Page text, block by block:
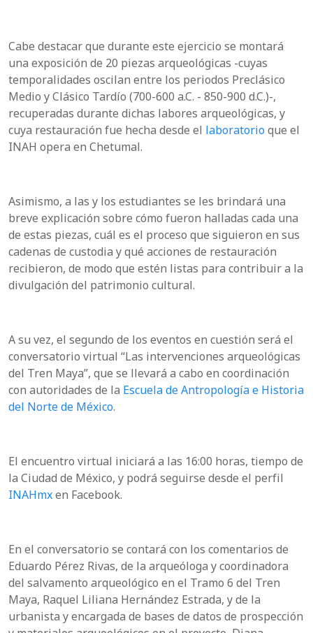
Cabe destacar que durante este ejercicio se montará
una exposición de 20 piezas arqueológicas -cuyas
temporalidades oscilan entre los periodos Preclásico
Medio y Clásico Tardío (700-600 a.C. - 850-900 d.C.)-,
recuperadas durante dichas labores arqueológicas, y
cuya restauración fue hecha desde el laboratorioque el
INAH opera en Chetumal.
Asimismo, a las y los estudiantes se les brindará una
breve explicación sobre cómo fueron halladas cada una
de estas piezas, cuál es el proceso que siguieron en sus
cadenas de custodia y qué acciones de restauración
recibieron, de modo que estén listas para contribuir a la
divulgación del patrimonio cultural.
A su vez, el segundo de los eventos en cuestión será el
conversatorio virtual “Las intervenciones arqueológicas
del Tren Maya”, que se llevará a cabo en coordinación
con autoridades de la Escuela de Antropología e Historia
del Norte de México.
El encuentro virtual iniciará a las 16:00 horas, tiempo de
la Ciudad de México, y podrá seguirse desde el perfil
INAHmxen Facebook.
En el conversatorio se contará con los comentarios de
Eduardo Pérez Rivas, de la arqueóloga y coordinadora
del salvamento arqueológico en el Tramo 6 del Tren
Maya, Raquel Liliana Hernández Estrada, y de la
urbanista y encargada de bases de datos de prospección